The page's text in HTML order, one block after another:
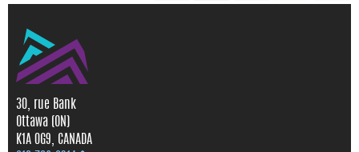
30, rue Bank
Ottawa (ON)
K1A 0G9, CANADA